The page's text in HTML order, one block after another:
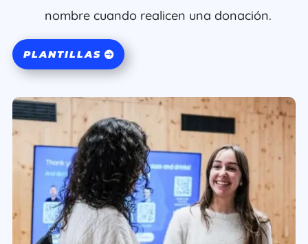
nombre cuando realicen una donación.
PLANTILLAS